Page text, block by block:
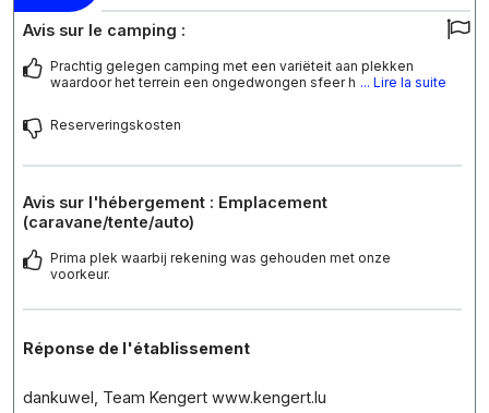
Avis sur le camping :
Prachtig gelegen camping met een variëteit aan plekken
waardoor het terrein een ongedwongen sfeer h ... Lire la suite
Reserveringskosten
Avis sur l'hébergement : Emplacement
(caravane/tente/auto)
Prima plek waarbij rekening was gehouden met onze
voorkeur.
Réponse de l'établissement
dankuwel, Team Kengert www.kengert.lu